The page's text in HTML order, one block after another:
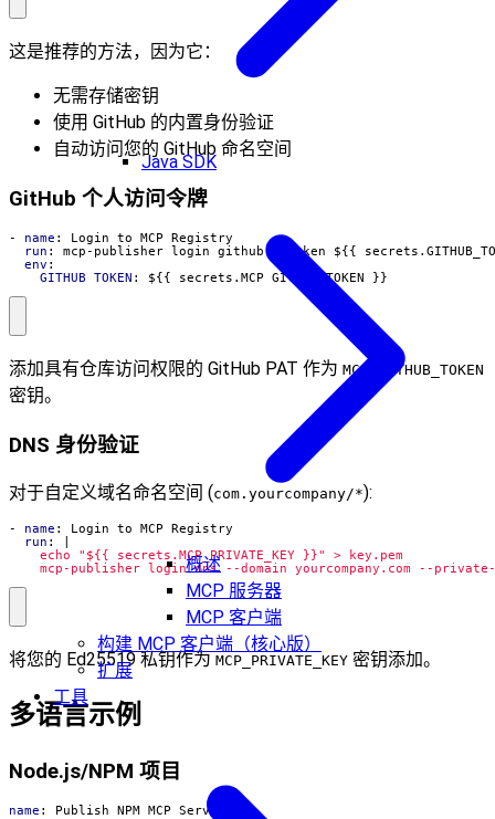
Java SDK
概述
MCP 服务器
MCP 客户端
构建 MCP 客户端（核心版）
扩展
工具
这是推荐的方法，因为它：
无需存储密钥
使用 GitHub 的内置身份验证
自动访问您的 GitHub 命名空间
GitHub 个人访问令牌
- name :
Login to MCP Registry
run :
mcp-publisher login github --token ${{
env :
GITHUB_TOKEN : ${{ secrets.MCP_GITHUB_TOKEN }}
添加具有仓库访问权限的 GitHub PAT 作为 MCP_GITHUB_TOKEN
密钥。
DNS 身份验证
对于自定义域名命名空间 (com.yourcompany/*):
- name :
Login to MCP Registry
run :
mcp-publisher login dns --domain yourcompany.com --
将您的 Ed25519 私钥作为MCP_PRIVATE_KEY 密钥添加。
多语言示例
Node.js/NPM 项目
name :
Publish NPM MCP Server